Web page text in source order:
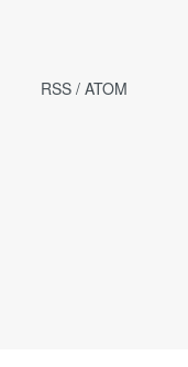
RSS / ATOM